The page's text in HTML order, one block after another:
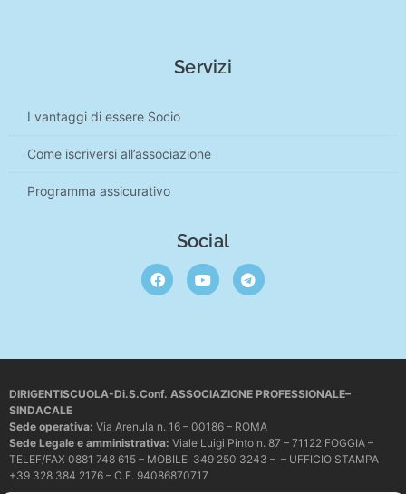
Servizi
I vantaggi di essere Socio
Come iscriversi all’associazione
Programma assicurativo
Social
DIRIGENTISCUOLA-Di.S.Conf. ASSOCIAZIONE PROFESSIONALE–
SINDACALE
Sede operativa: Via Arenula n. 16 – 00186 – ROMA
Sede Legale e amministrativa: Viale Luigi Pinto n. 87 – 71122 FOGGIA –
TELEF/FAX 0881 748 615 – MOBILE 349 250 3243 – – UFFICIO STAMPA
+39 328 384 2176 – C.F. 94086870717